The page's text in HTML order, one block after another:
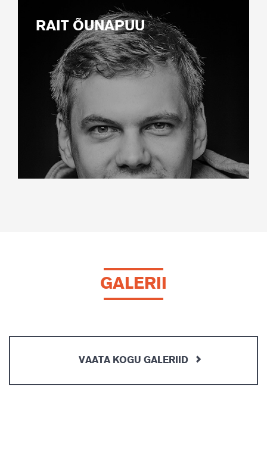
RAIT ÕUNAPUU
GALERII
VAATA KOGU GALERIID